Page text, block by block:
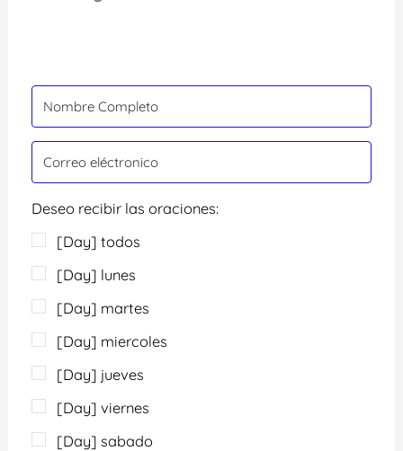
Deseo recibir las oraciones:
[Day] todos
[Day] lunes
[Day] martes
[Day] miercoles
[Day] jueves
[Day] viernes
[Day] sabado